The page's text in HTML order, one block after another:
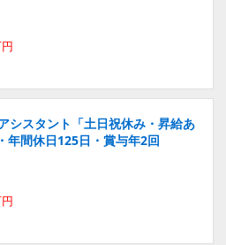
シスタント「土日祝休み・昇給あ
年間休日125日・賞与年2回